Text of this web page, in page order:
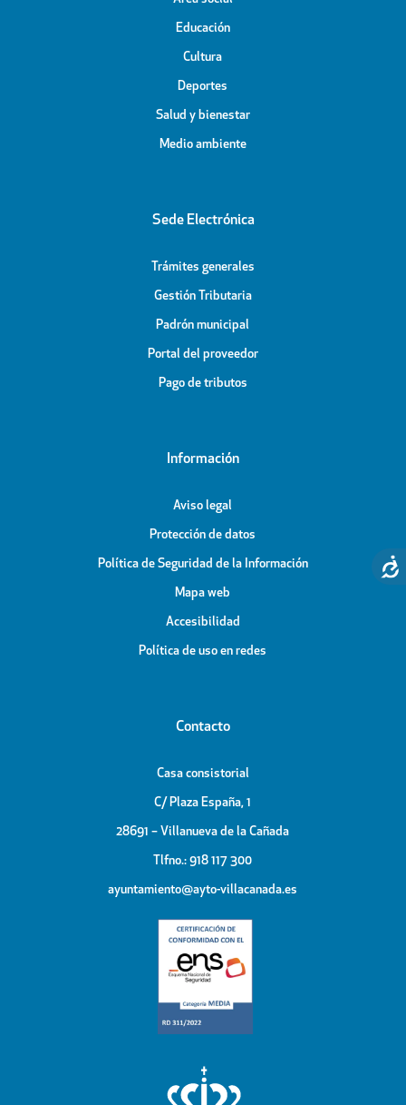
Educación
Cultura
Deportes
Salud y bienestar
Medio ambiente
Sede Electrónica
Trámites generales
Gestión Tributaria
Padrón municipal
Portal del proveedor
Pago de tributos
Información
Aviso legal
Protección de datos
Política de Seguridad de la Información
Mapa web
Accesibilidad
Política de uso en redes
Contacto
Casa consistorial
C/ Plaza España, 1
28691 – Villanueva de la Cañada
Tlfno.: 918 117 300
ayuntamiento@ayto-villacanada.es